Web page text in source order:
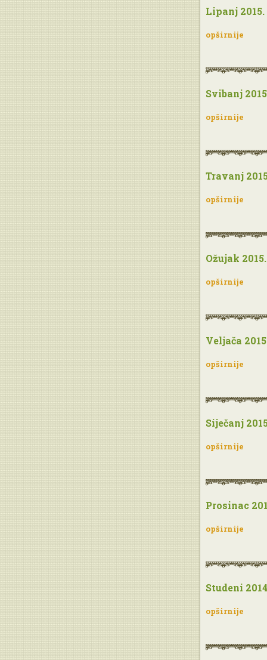
Lipanj 2015.
opširnije
Svibanj
opširnije
Travanj
opširnije
Ožujak 2015.
opširnije
Veljača 2015
opširnije
Siječanj
opširnije
Prosinac
opširnije
Studeni
opširnije